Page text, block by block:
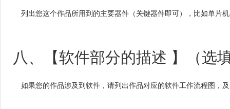
列出您这个作品所用到的主要器件（关键器件即可），比如单片
八、【软件部分的描述 】（选
如果您的作品涉及到软件，请列出作品对应的软件工作流程图，